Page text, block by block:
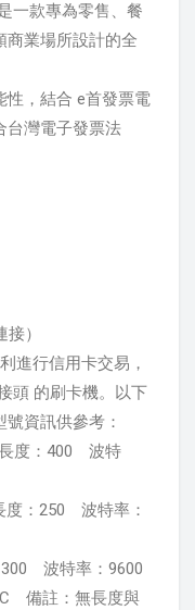
一款專為零售、餐
商業場所設計的全
性，結合 e首發票電
台灣電子發票法
）
進行信用卡交易，
頭 的刷卡機。以下
資訊供參考：
度：400 波特
度：250 波特率：
波特率：9600
備註：無長度與